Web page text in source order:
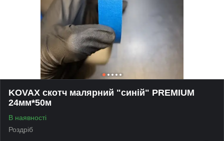
KOVAX скотч малярний "синій" PREMIUM
24мм*50м
В наявності
Роздріб